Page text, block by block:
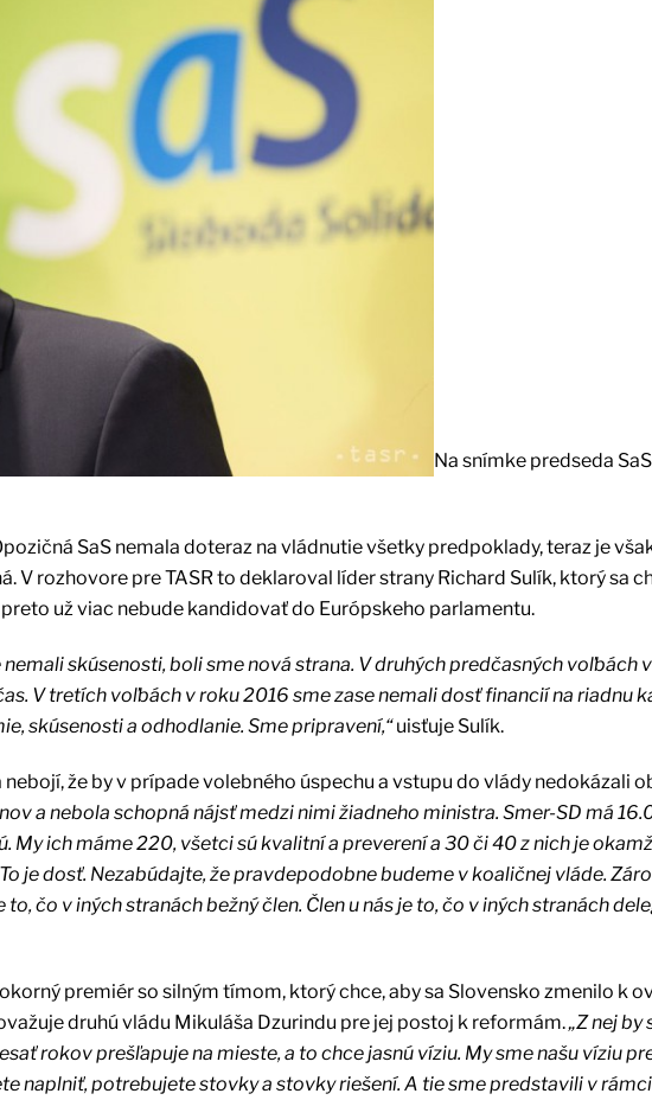
Na snímke predseda
SaS nemala doteraz na vládnutie všetky predpoklady, teraz je
V rozhovore pre TASR to deklaroval líder strany Richard Sulík, ktorý sa
už viac nebude kandidovať do Európskeho parlamentu.
skúsenosti, boli sme nová strana. V druhých predčasných voľbách
V tretích voľbách v roku 2016 sme zase nemali dosť financií na riadnu
skúsenosti a odhodlanie. Sme pripravení,“uisťuje Sulík.
nebojí, že by v prípade volebného úspechu a vstupu do vlády nedokázali
a nebola schopná nájsť medzi nimi žiadneho ministra. Smer-SD má
My ich máme 220, všetci sú kvalitní a preverení a 30 či 40 z nich je
je dosť. Nezabúdajte, že pravdepodobne budeme v koaličnej vláde.
čo v iných stranách bežný člen. Člen u nás je to, čo v iných stranách
premiér so silným tímom, ktorý chce, aby sa Slovensko zmenilo k
druhú vládu Mikuláša Dzurindu pre jej postoj k reformám.„Z nej by
rokov prešľapuje na mieste, a to chce jasnú víziu. My sme našu víziu
naplniť, potrebujete stovky a stovky riešení. A tie sme predstavili v